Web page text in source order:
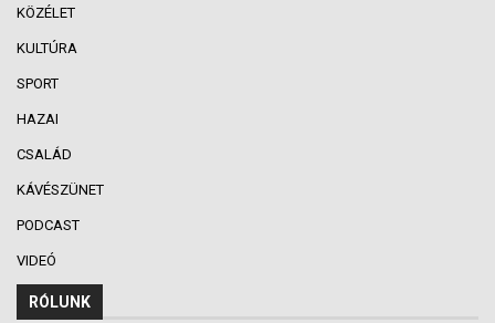
KÖZÉLET
KULTÚRA
SPORT
HAZAI
CSALÁD
KÁVÉSZÜNET
PODCAST
VIDEÓ
RÓLUNK